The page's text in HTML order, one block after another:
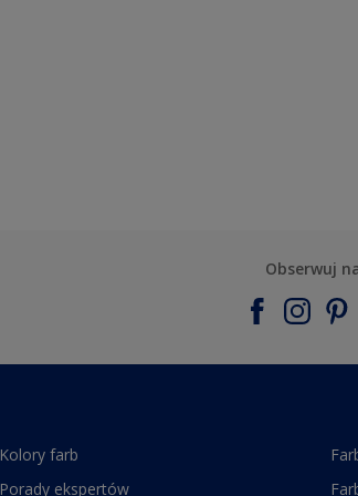
Obserwuj
Kolory farb
Porady ekspertów